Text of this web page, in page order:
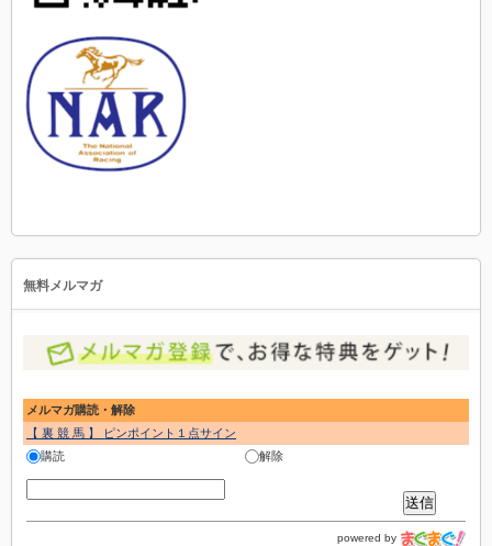
無料メルマガ
メルマガ購読・解除
【 裏 競 馬 】 ピンポイント１点サイン
購読
解除
powered by